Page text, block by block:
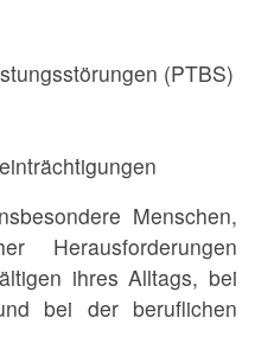
(PTBS)
Menschen,
Herausforderungen
ihres Alltags, bei
bei der beruflichen